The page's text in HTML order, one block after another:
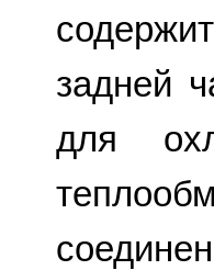
задней
для